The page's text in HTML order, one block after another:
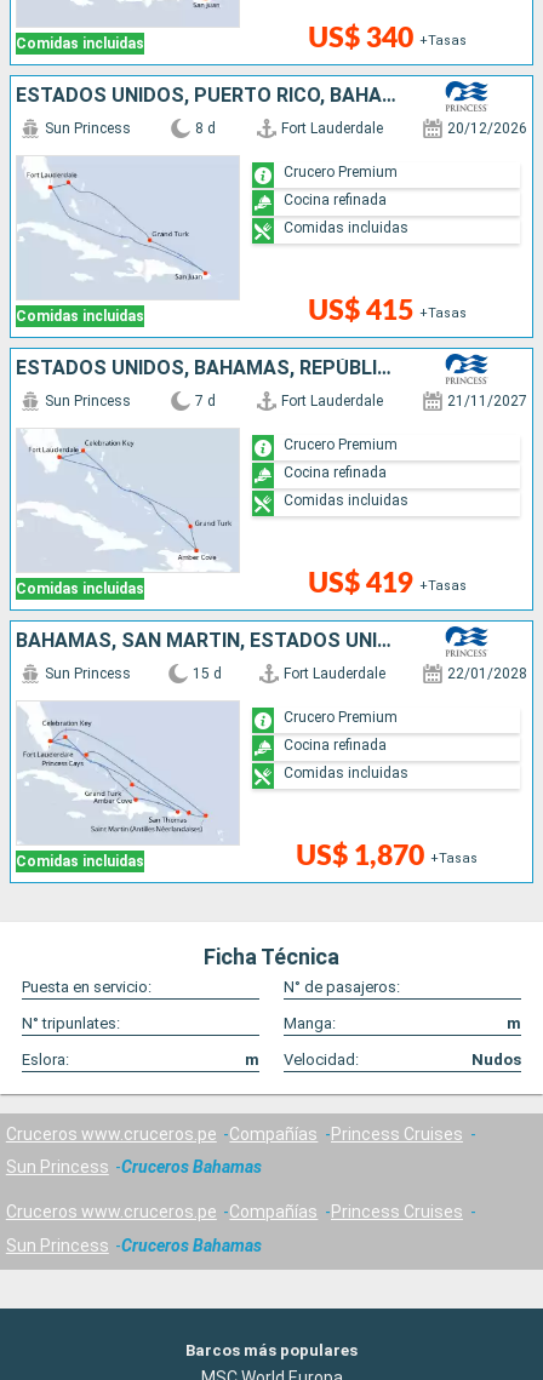
Comidas incluidas US$ 340 +Tasas
ESTADOS UNIDOS, PUERTO RICO, BAHAMAS
Comidas incluidas
Sun Princess 8 d Fort Lauderdale 20/12/2026
US$ 415 +Tasas
Crucero Premium
Cocina refinada
Comidas incluidas
ESTADOS UNIDOS, BAHAMAS, REPÚBLICA DOMINICANA
Comidas incluidas
Sun Princess 7 d Fort Lauderdale 21/11/2027
US$ 419 +Tasas
Crucero Premium
Cocina refinada
Comidas incluidas
BAHAMAS, SAN MARTÍN, ESTADOS UNIDOS, REPÚBLICA DOMINICANA, PUERTO RICO
Comidas incluidas
Sun Princess 15 d Fort Lauderdale 22/01/2028
US$ 1,870 +Tasas
Crucero Premium
Cocina refinada
Comidas incluidas
Ficha Técnica
Puesta en servicio:
N° de pasajeros:
N° tripunlates:
Manga:
m
Eslora:
m Velocidad: Nudos
Cruceros www.cruceros.pe Compañías
Princess Cruises
Sun Princess
Cruceros Bahamas
Cruceros www.cruceros.pe Compañías
Princess Cruises
Sun Princess
Cruceros Bahamas
Barcos más populares